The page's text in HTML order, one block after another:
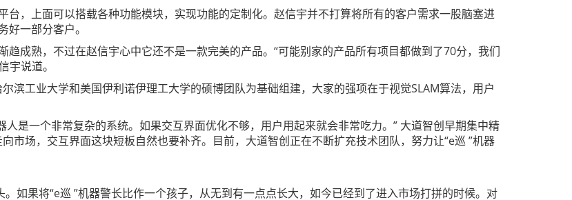
台，上面可以搭载各种功能模块，实现功能的定制化。赵信宇并不打算将所有的客户需求一股脑塞进
好一部分客户。
趋成熟，不过在赵信宇心中它还不是一款完美的产品。“可能别家的产品所有项目都做到了70分，我们
宇说道。
滨工业大学和美国伊利诺伊理工大学的硕博团队为基础组建，大家的强项在于视觉SLAM算法，用户
是一个非常复杂的系统。如果交互界面优化不够，用户用起来就会非常吃力。” 大道智创早期集中精
市场，交互界面这块短板自然也要补齐。目前，大道智创正在不断扩充技术团队，努力让“e巡 ”机器
如果将“e巡 ”机器警长比作一个孩子，从无到有一点点长大，如今已经到了进入市场打拼的时候。对